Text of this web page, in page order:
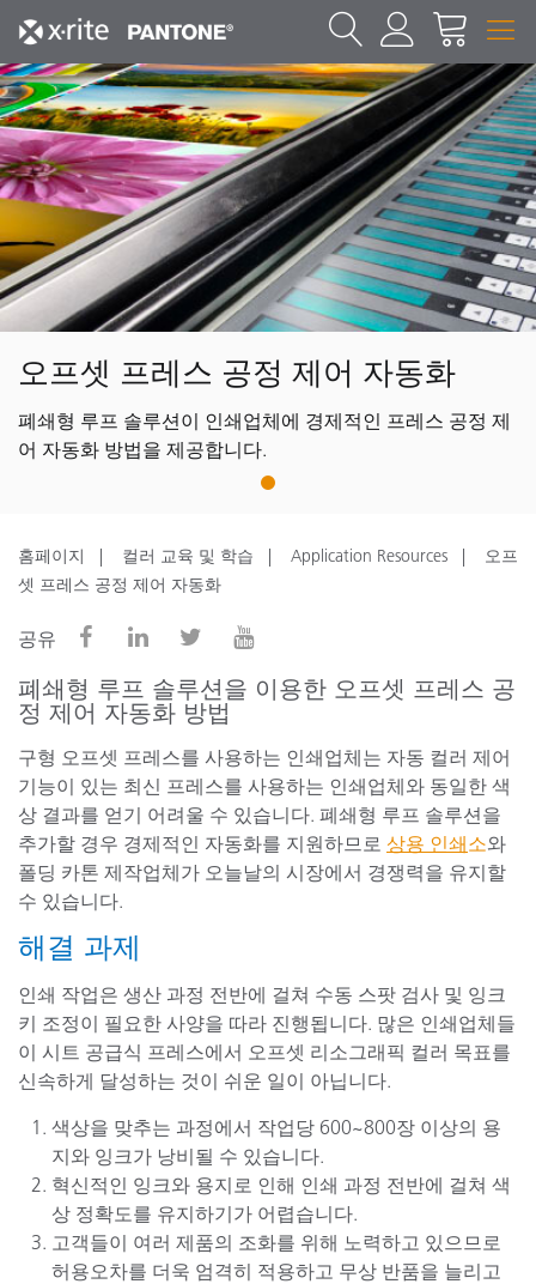
오프셋 프레스 공정 제어 자동화
폐쇄형 루프 솔루션이 인쇄업체에 경제적인 프레스 공정 제
어 자동화 방법을 제공합니다.
1
홈페이지 컬러 교육 및 학습 Application Resources
오프
셋 프레스 공정 제어 자동화
공유
폐쇄형 루프 솔루션을 이용한 오프셋 프레스 공
정 제어 자동화 방법
구형 오프셋 프레스를 사용하는 인쇄업체는 자동 컬러 제어
기능이 있는 최신 프레스를 사용하는 인쇄업체와 동일한 색
상 결과를 얻기 어려울 수 있습니다. 폐쇄형 루프 솔루션을
추가할 경우 경제적인 자동화를 지원하므로 상용 인쇄소와
폴딩 카톤 제작업체가 오늘날의 시장에서 경쟁력을 유지할
수 있습니다.
해결 과제
인쇄 작업은 생산 과정 전반에 걸쳐 수동 스팟 검사 및 잉크
키 조정이 필요한 사양을 따라 진행됩니다. 많은 인쇄업체들
이 시트 공급식 프레스에서 오프셋 리소그래픽 컬러 목표를
신속하게 달성하는 것이 쉬운 일이 아닙니다.
색상을 맞추는 과정에서 작업당 600~800장 이상의 용
지와 잉크가 낭비될 수 있습니다.
혁신적인 잉크와 용지로 인해 인쇄 과정 전반에 걸쳐 색
상 정확도를 유지하기가 어렵습니다.
고객들이 여러 제품의 조화를 위해 노력하고 있으므로
허용오차를 더욱 엄격히 적용하고 무상 반품을 늘리고